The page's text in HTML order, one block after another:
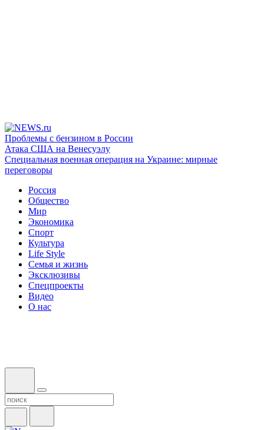
Проблемы с бензином в России
Атака США на Венесуэлу
Специальная военная операция на Украине: мирные
переговоры
Россия
Общество
Мир
Экономика
Спорт
Культура
Life Style
Семья и жизнь
Эксклюзивы
Спецпроекты
Видео
О нас